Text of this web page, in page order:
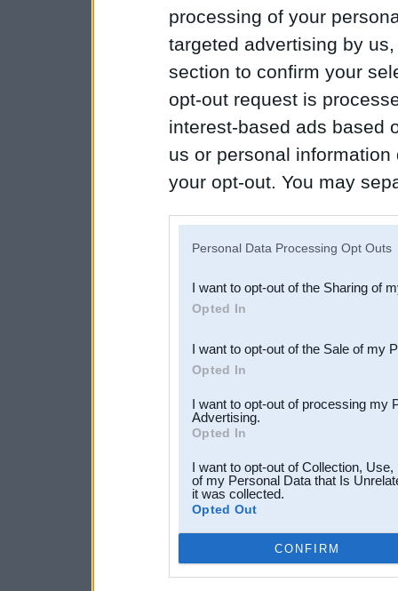
processing of your
targeted advertising by
section to confirm your
opt-out request is
interest-based ads based
us or personal
your opt-out. You may
Downstream Participants
third parties.
Personal Data Processing Opt Outs
I want to opt-out of the Sharing of
Opted In
I want to opt-out of the Sale of my
Opted In
I want to opt-out of processing my
Advertising.
Opted In
I want to opt-out of Collection,
of my Personal Data that Is
it was collected.
Opted Out
CONFIRM